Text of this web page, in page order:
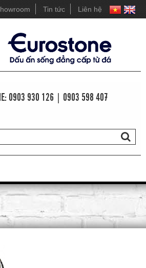
Tin tức Liên hệ
0903 930 126 | 0903 598 407